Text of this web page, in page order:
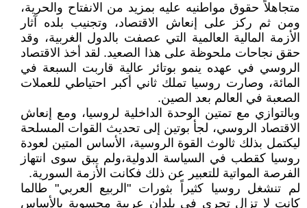
متجاهلاً حقوق مواطنيه عليه بمزيد من الانفتاح والحرية،
ومن ثم ركز على إنعاش الاقتصاد، وتجنيب بلده آثار
الأزمة المالية العالمية التي عصفت بالدول الغربية، وقد
حقق نجاحات ملحوظة على هذا الصعيد. لقد أخذ الاقتصاد
الروسي في عهده ينمو بوتائر عالية قاربت السبعة في
المائة، وصارت روسيا تملك ثاني أكبر احتياطي للعملات
الصعبة في العالم بعد الصين.
وبالتوازي مع تمتين الوحدة الداخلية لروسيا، ومع إنعاش
الاقتصاد الروسي، لجأ بوتين إلى تحديث القوات المسلحة
ليكتمل بذلك ثالوث القوة الروسية، الأساس المتين لعودة
روسيا كقطب في السياسة الدولية،ولم يبق سوى انتهاز
الفرصة المواتية للتعبير عن ذلك فكانت الأزمة السورية.
لم تنشغل روسيا كثيراً بثورات "الربيع العربي" طالما
كانت لا تزال تجري في بلدان عربية محسوبة بالأساس